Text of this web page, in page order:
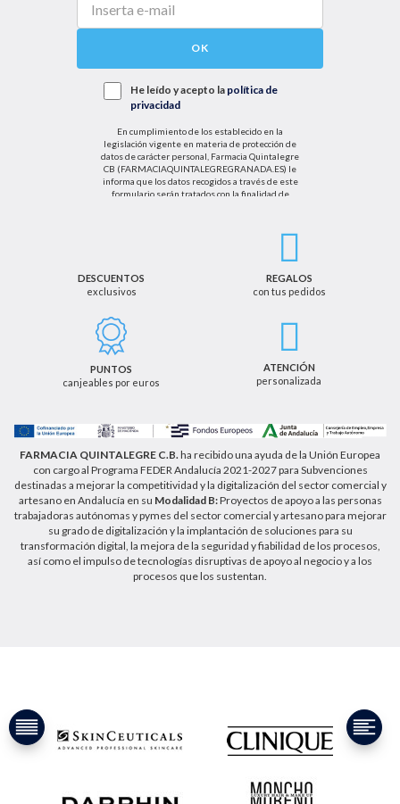
OK
He leído y acepto la política de
privacidad
En cumplimiento de los establecido en la
legislación vigente en materia de protección de
datos de carácter personal, Farmacia Quintalegre
CB (FARMACIAQUINTALEGREGRANADA.ES) le
informa que los datos recogidos a través de este
formulario serán tratados con la finalidad de
el tratamiento de sus datos personales se basará
cancelación u oposición, así como los derechos
adicionales que le asisten a través de la dirección
de email info@farmaciaquintalegregranada.es, así
como a través de los medios detallados en la
información adicional sobre nuestra política de
privacidad que puede consultar en la dirección web
DESCUENTOS
exclusivos
REGALOS
con tus pedidos
PUNTOS
canjeables por euros
ATENCIÓN
personalizada
FARMACIA QUINTALEGRE C.B.ha recibido una ayuda de la Unión Europea
con cargo al Programa FEDER Andalucía 2021-2027 para Subvenciones
destinadas a mejorar la competitividad y la digitalización del sector comercial y
artesano en Andalucía en su Modalidad B:Proyectos de apoyo a las personas
trabajadoras autónomas y pymes del sector comercial y artesano para mejorar
su grado de digitalización y la implantación de soluciones para su
transformación digital, la mejora de la seguridad y fiabilidad de los procesos,
así como el impulso de tecnologías disruptivas de apoyo al negocio y a los
procesos que los sustentan.